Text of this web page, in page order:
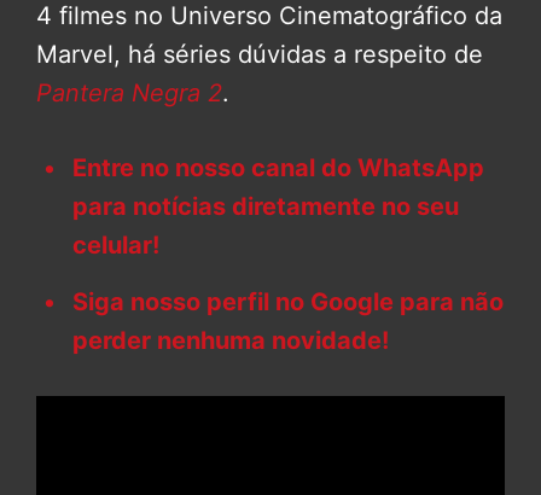
4 filmes no Universo Cinematográfico da
Marvel, há séries dúvidas a respeito de
Pantera Negra 2.
Entre no nosso canal do WhatsApp
para notícias diretamente no seu
celular!
Siga nosso perfil no Google para não
perder nenhuma novidade!